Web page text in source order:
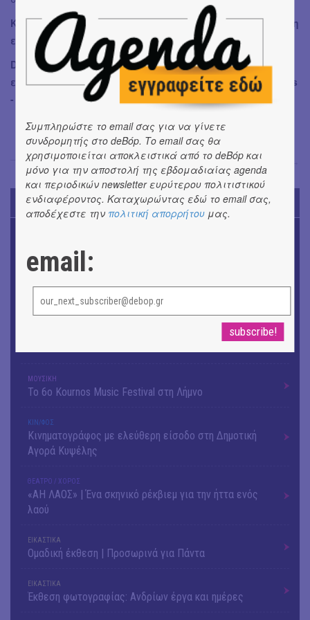
Κρατήστε θέση κι ελάτε να ζήσουμε μαζί μια αξέχαστη
επιστροφή στον χρόνο
Dial up your besties, φορέστε τα πιο colorful σας και
ελάτε να ζήσετε ό,τι καλύτερο είχαν να δώσουν τα 90's
- αυτή τη φορά με τα παιδιά σας δίπλα σας.
Σόνια Βλάντη
TODAY'S EVENTS
Floyd συναντούν… τη γουρνοπούλα
16o Samos Young Artists Festival
ΜΟΥΣΙΚΗ
Το 6ο Kournos Music Festival στη Λήμνο
ΚΙΝ/ΦΟΣ
Κινηματογράφος με ελεύθερη είσοδο στη Δημοτική
Αγορά Κυψέλης
ΘΕΑΤΡΟ / ΧΟΡΟΣ
«ΑΗ ΛΑΟΣ» | Ένα σκηνικό ρέκβιεμ για την ήττα ενός
λαού
ΕΙΚΑΣΤΙΚΑ
Ομαδική έκθεση | Προσωρινά για Πάντα
ΕΙΚΑΣΤΙΚΑ
Έκθεση φωτογραφίας: Ανδρίων έργα και ημέρες
Συμπληρώστε το email σας για να γίνετε
συνδρομητής στο deBόp. Το email σας θα
χρησιμοποιείται αποκλειστικά από το deBόp και
μόνο για την αποστολή της εβδομαδιαίας agenda
και περιοδικών newsletter ευρύτερου πολιτιστικού
ενδιαφέροντος. Καταχωρώντας εδώ το email σας,
αποδέχεστε την πολιτική απορρήτου μας.
email: